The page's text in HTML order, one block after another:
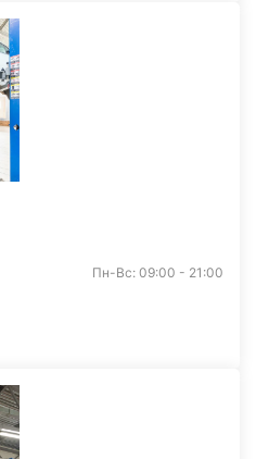
Пн-Вс: 09:00 - 21:00